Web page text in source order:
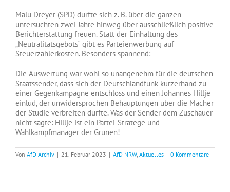
Malu Dreyer (SPD) durfte sich z. B. über die ganzen
untersuchten zwei Jahre hinweg über ausschließlich positive
Berichterstattung freuen. Statt der Einhaltung des
„Neutralitätsgebots“ gibt es Parteienwerbung auf
Steuerzahlerkosten. Besonders spannend:
Die Auswertung war wohl so unangenehm für die deutschen
Staatssender, dass sich der Deutschlandfunk kurzerhand zu
einer Gegenkampagne entschloss und einen Johannes Hillje
einlud, der unwidersprochen Behauptungen über die Macher
der Studie verbreiten durfte. Was der Sender dem Zuschauer
nicht sagte: Hillje ist ein Partei-Stratege und
Wahlkampfmanager der Grünen!
Von AfD Archiv | 21. Februar 2023 | AfD NRW, Aktuelles | 0 Kommentare